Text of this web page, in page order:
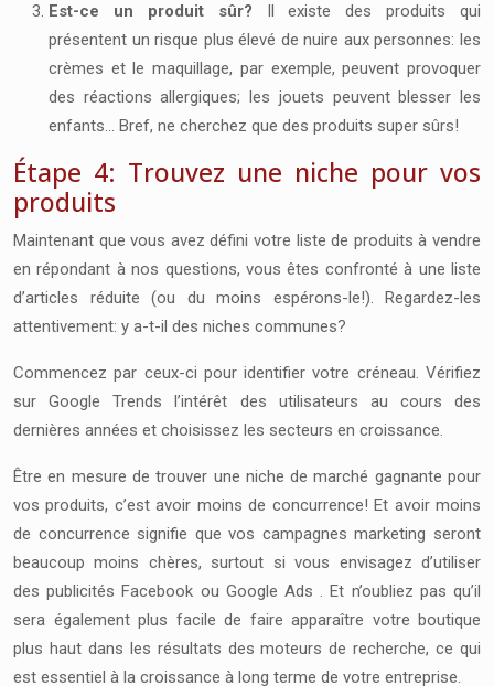
Est-ce un produit sûr? Il existe des produits qui
présentent un risque plus élevé de nuire aux personnes: les
crèmes et le maquillage, par exemple, peuvent provoquer
des réactions allergiques; les jouets peuvent blesser les
enfants… Bref, ne cherchez que des produits super sûrs!
Étape 4: Trouvez une niche pour vos
produits
Maintenant que vous avez défini votre liste de produits à vendre
en répondant à nos questions, vous êtes confronté à une liste
d’articles réduite (ou du moins espérons-le!). Regardez-les
attentivement: y a-t-il des niches communes?
Commencez par ceux-ci pour identifier votre créneau. Vérifiez
sur Google Trends l’intérêt des utilisateurs au cours des
dernières années et choisissez les secteurs en croissance.
Être en mesure de trouver une niche de marché gagnante pour
vos produits, c’est avoir moins de concurrence! Et avoir moins
de concurrence signifie que vos campagnes marketing seront
beaucoup moins chères, surtout si vous envisagez d’utiliser
despublicités Facebook ou Google Ads . Et n’oubliez pas qu’il
sera également plus facile de faire apparaître votre boutique
plus haut dans les résultats des moteurs de recherche, ce qui
est essentiel à la croissance à long terme de votre entreprise.